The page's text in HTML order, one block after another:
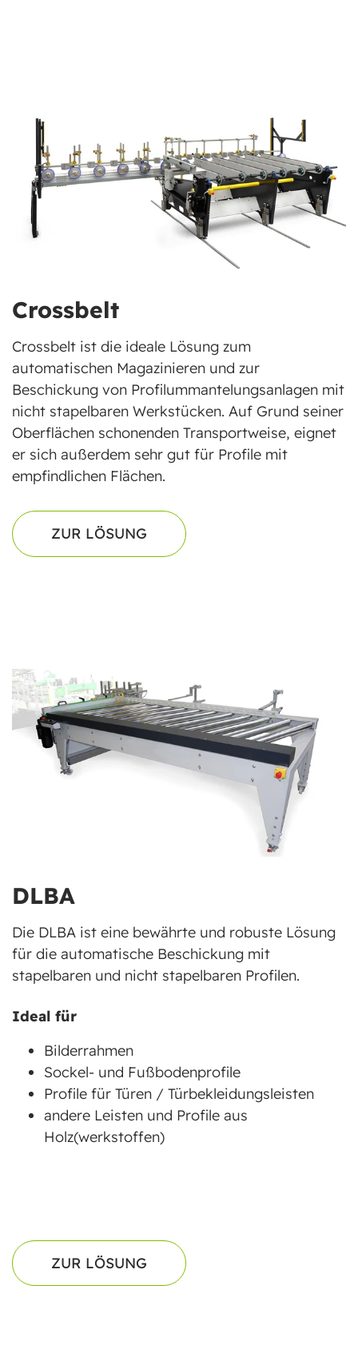
Crossbelt
Crossbelt ist die ideale Lösung zum
automatischen Magazinieren und zur
Beschickung von Profilummantelungsanlagen mit
nicht stapelbaren Werkstücken. Auf Grund seiner
Oberflächen schonenden Transportweise, eignet
er sich außerdem sehr gut für Profile mit
empfindlichen Flächen.
ZUR LÖSUNG
DLBA
Die DLBA ist eine bewährte und robuste Lösung
für die automatische Beschickung mit
stapelbaren und nicht stapelbaren Profilen.
Ideal für
Bilderrahmen
Sockel- und Fußbodenprofile
Profile für Türen / Türbekleidungsleisten
andere Leisten und Profile aus
Holz(werkstoffen)
ZUR LÖSUNG